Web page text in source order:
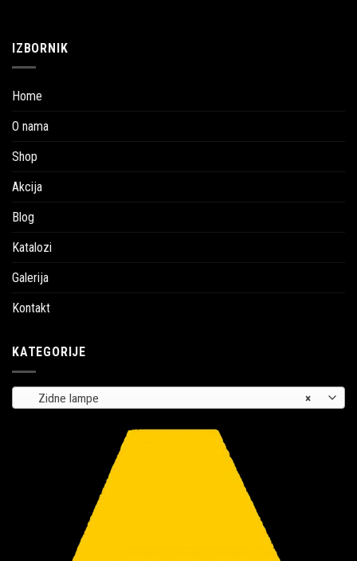
IZBORNIK
Home
O nama
Shop
Akcija
Blog
Katalozi
Galerija
Kontakt
KATEGORIJE
×
Zidne lampe